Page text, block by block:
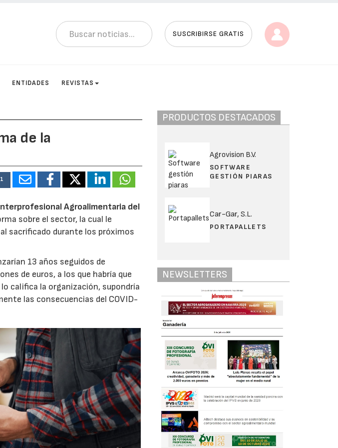
SUSCRIBIRSE GRATIS
ENTIDADES REVISTAS
de la
Agroalimentaria del
sobre el sector, la cual le
sacrificado durante los próximos
13 años seguidos de
de euros, a los que habría que
califica la organización, supondría
las consecuencias del COVID-
PRODUCTOS DESTACADOS
Agrovision B.V.
SOFTWARE
GESTIÓN PIARAS
Car-Gar, S.L.
PORTAPALLETS
NEWSLETTERS